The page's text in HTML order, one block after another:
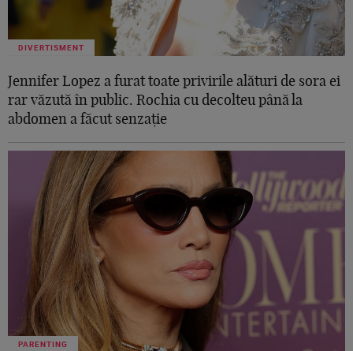
DIVERTISMENT
Jennifer Lopez a furat toate privirile alături de sora ei
rar văzută în public. Rochia cu decolteu până la
abdomen a făcut senzație
PARENTING